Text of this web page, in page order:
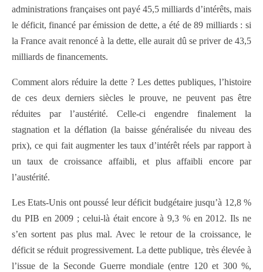
administrations françaises ont payé 45,5 milliards d’intérêts, mais
le déficit, financé par émission de dette, a été de 89 milliards : si
la France avait renoncé à la dette, elle aurait dû se priver de 43,5
milliards de financements.
Comment alors réduire la dette ? Les dettes publiques, l’histoire
de ces deux derniers siècles le prouve, ne peuvent pas être
réduites par l’austérité. Celle-ci engendre finalement la
stagnation et la déflation (la baisse généralisée du niveau des
prix), ce qui fait augmenter les taux d’intérêt réels par rapport à
un taux de croissance affaibli, et plus affaibli encore par
l’austérité.
Les Etats-Unis ont poussé leur déficit budgétaire jusqu’à 12,8 %
du PIB en 2009 ; celui-là était encore à 9,3 % en 2012. Ils ne
s’en sortent pas plus mal. Avec le retour de la croissance, le
déficit se réduit progressivement. La dette publique, très élevée à
l’issue de la Seconde Guerre mondiale (entre 120 et 300 %,